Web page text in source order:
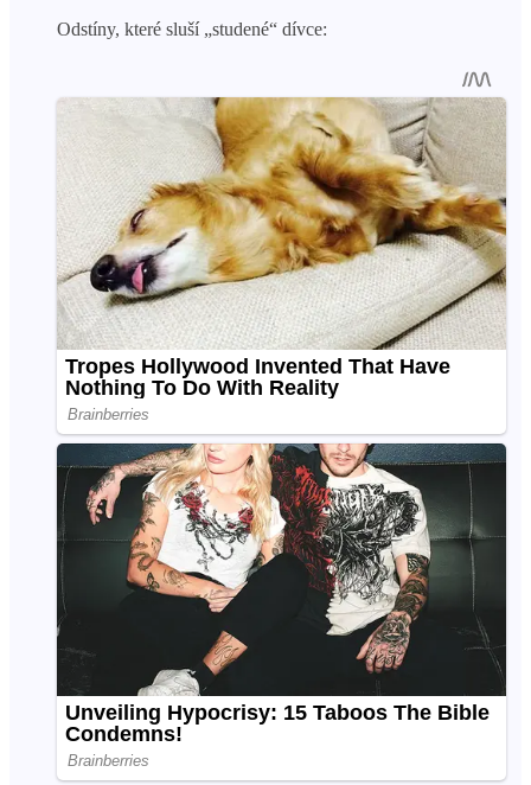
Odstíny, které sluší „studené“ dívce: